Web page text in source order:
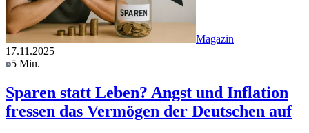
Magazin
17.11.2025
5 Min.
Sparen statt Leben? Angst und Inflation
fressen das Vermögen der Deutschen auf